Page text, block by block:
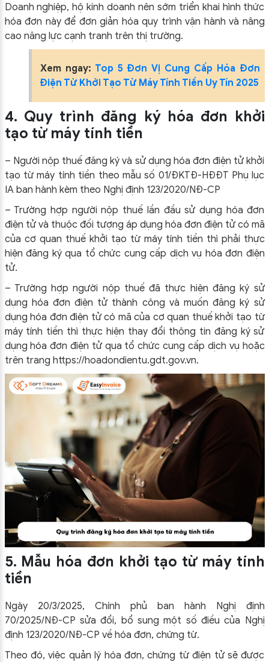
Doanh nghiệp, hộ kinh doanh nên sớm triển khai hình thức
hóa đơn này để đơn giản hóa quy trình vận hành và nâng
cao năng lực cạnh tranh trên thị trường.
Xem ngay: Top 5 Đơn Vị Cung Cấp Hóa Đơn
Điện Tử Khởi Tạo Từ Máy Tính Tiền Uy Tín 2025
4. Quy trình đăng ký hóa đơn khởi
tạo từ máy tính tiền
– Người nộp thuế đăng ký và sử dụng hóa đơn điện tử khởi
tạo từ máy tính tiền theo mẫu số 01/ĐKTĐ-HĐĐT Phụ lục
IA ban hành kèm theo Nghị định 123/2020/NĐ-CP
– Trường hợp người nộp thuế lần đầu sử dụng hóa đơn
điện tử và thuộc đối tượng áp dụng hóa đơn điện tử có mã
của cơ quan thuế khởi tạo từ máy tính tiền thì phải thực
hiện đăng ký qua tổ chức cung cấp dịch vụ hóa đơn điện
tử.
– Trường hợp người nộp thuế đã thực hiện đăng ký sử
dụng hóa đơn điện tử thành công và muốn đăng ký sử
dụng hóa đơn điện tử có mã của cơ quan thuế khởi tạo từ
máy tính tiền thì thực hiện thay đổi thông tin đăng ký sử
dụng hóa đơn điện tử qua tổ chức cung cấp dịch vụ hoặc
trên trang https://hoadondientu.gdt.gov.vn.
5. Mẫu hóa đơn khởi tạo từ máy tính
tiền
Ngày 20/3/2025, Chính phủ ban hành Nghị định
70/2025/NĐ-CP sửa đổi, bổ sung một số điều của Nghị
định 123/2020/NĐ-CP về hóa đơn, chứng từ.
Theo đó, việc quản lý hóa đơn, chứng từ điện tử sẽ được